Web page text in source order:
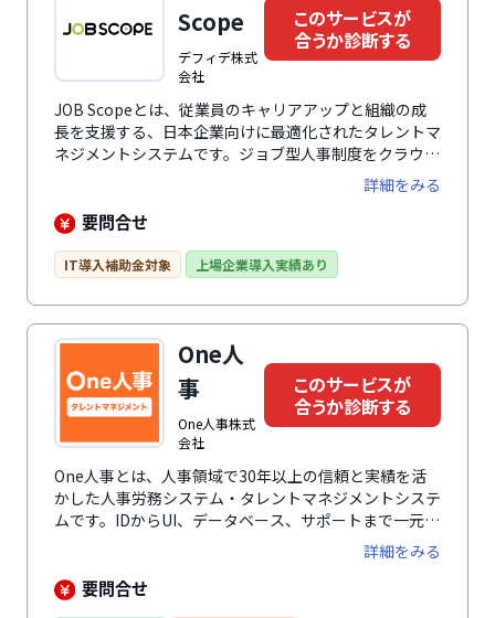
されたノウハウで、各社の企業課題や活用フェーズに合
わせた最適なサポートを提供。ユーザーコミュニティも
活発で、他社との交流を通じて活きた事例を学び合えま
す。
Scope
デフィデ株式
会社
このサービスが
合うか診断する
JOB Scopeとは、従業員のキャリアアップと組織の成
長を支援する、日本企業向けに最適化されたタレントマ
ネジメントシステムです。ジョブ型人事制度をクラウド
サービスとして提供し、採用管理、適職性診断、人材配
置、1on1面談、センサスサーベイ、評価結果と賃金テ
ーブルの連動、キャリアマネジメントなど幅広い機能を
に、各機能が連動するタレントマネジメントサイクルを
事制度改革のコンサルティングも提供し、経営者の方針
を全社員に浸透させ、企業文化として定着させます。
詳細をみる
要問合せ
IT導入補助金対象 上場企業導入実績あり
One人
事
One人事株式
会社
このサービスが
合うか診断する
One人事とは、人事領域で30年以上の信頼と実績を活
かした人事労務システム・タレントマネジメントシステ
ムです。IDからUI、データベース、サポートまで一元化
が可能で、人事評価や人材育成、人材配置、スキル管理
などの人事業務を効率的にサポートします。One人事シ
リーズは、乱立する人事労務のクラウドシステムを手間
詳細をみる
要問合せ